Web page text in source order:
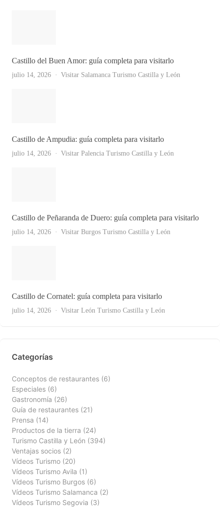
Castillo del Buen Amor: guía completa para visitarlo
julio 14, 2026 Visitar Salamanca Turismo Castilla y León
Castillo de Ampudia: guía completa para visitarlo
julio 14, 2026 Visitar Palencia Turismo Castilla y León
Castillo de Peñaranda de Duero: guía completa para visitarlo
julio 14, 2026 Visitar Burgos Turismo Castilla y León
Castillo de Cornatel: guía completa para visitarlo
julio 14, 2026 Visitar León Turismo Castilla y León
Ver Todas
Categorías
Conceptos de restaurantes (6)
Especiales (6)
Gastronomía (26)
Guía de restaurantes (21)
Prensa (14)
Productos de la tierra (24)
Turismo Castilla y León (394)
Ventajas socios (2)
Vídeos Turismo (20)
Vídeos Turismo Avila (1)
Vídeos Turismo Burgos (6)
Vídeos Turismo Salamanca (2)
Vídeos Turismo Segovia (3)